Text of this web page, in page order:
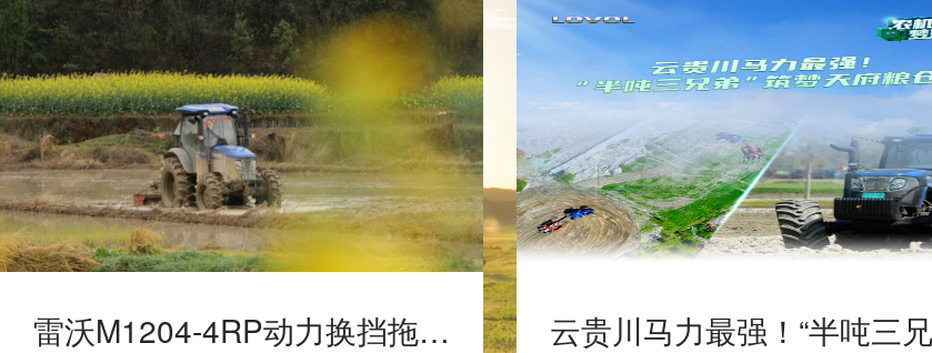
雷沃M1204-4RP动力换挡拖拉机